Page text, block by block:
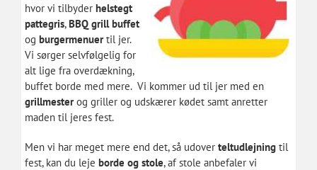
hvor vi tilbyder helstegt
pattegris, BBQ grill buffet
og burgermenuertil jer.
Vi sørger selvfølgelig for
alt lige fra overdækning,
buffet borde med mere. Vi kommer ud til jer med en
grillmesterog griller og udskærer kødet samt anretter
maden til jeres fest.
Men vi har meget mere end det, så udover teltudlejningtil
fest, kan du leje borde og stole, af stole anbefaler vi